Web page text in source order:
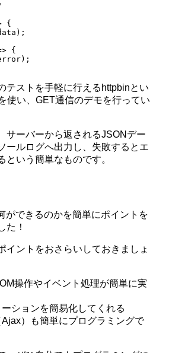
テストを手軽に行えるhttpbinとい
使い、GET通信のデモを行ってい
サーバーから返されるJSONデー
ールログへ出力し、失敗するとエ
という簡単なものです。
ができるのかを簡単にポイントを
た！
イントをおさらいしておきましょ
操作やイベント処理が簡単に実
ションを簡易化してくれる
）も簡単にプログラミングで